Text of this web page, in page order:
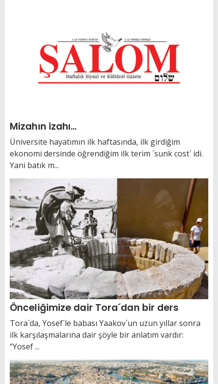
Mizahın izahı…
Üniversite hayatımın ilk haftasında, ilk girdiğim
ekonomi dersinde öğrendiğim ilk terim ´sunk cost´ idi.
Yani batık m...
Önceliğimize dair Tora´dan bir ders
Tora´da, Yosef´le babası Yaakov´un uzun yıllar sonra
ilk karşılaşmalarına dair şöyle bir anlatım vardır:
“Yosef ...